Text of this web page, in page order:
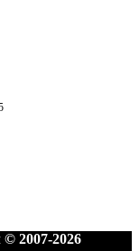
2007-2026